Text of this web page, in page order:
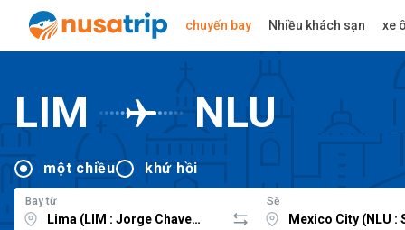
chuyến bay Nhiều khách sạn xe
LIM NLU
một chiều khứ hồi
Bay từ Sẽ